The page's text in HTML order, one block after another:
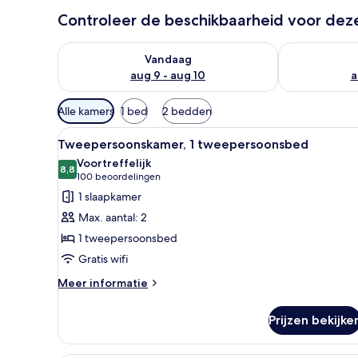
Controleer de beschikbaarheid voor
Vandaag
aug 9 - aug 10
De beschikbaarheid controleren voor vanavond aug
De
Beschikbare
filters
voor
kamers
Alle kamers 1 bed 2 bedden
Alle
foto's
voor
Tweepersoonskamer,
tweepersoonsbed
laden
Hotelkamer met een bed,
9
Tweepersoonskamer, 1 tweepersoonsbed
8,88,8 van 10
Voortreffelijk
100 beoordelingen
(100
beoordelingen)
1 slaapkamer
Max. aantal: 2
1 tweepersoonsbed
Gratis wifi
Meer informatie
Meer
1
tweepersoonsbed
Prijzen